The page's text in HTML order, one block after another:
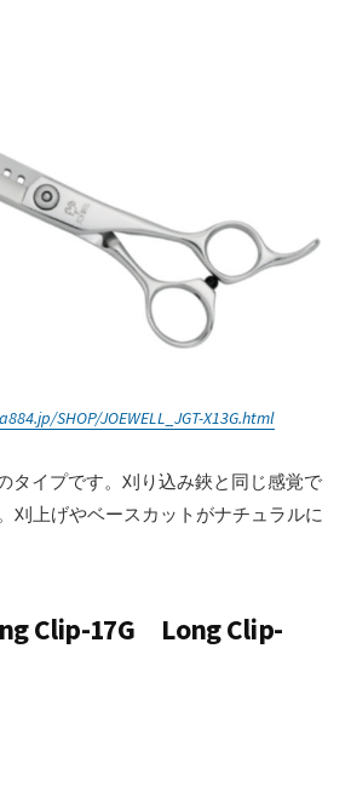
SHOP/JOEWELL_JGT-X13G.html
タイプです。刈り込み鋏と同じ感覚で
刈上げやベースカットがナチュラルに
Clip-17G Long Clip-